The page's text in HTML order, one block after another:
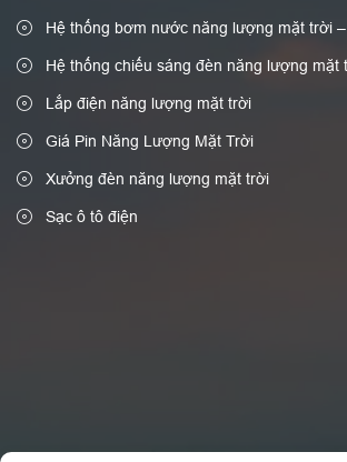
Hệ thống bơm nước năng lượng mặt trời
Hệ thống chiếu sáng đèn năng lượng mặt
Lắp điện năng lượng mặt trời
Giá Pin Năng Lượng Mặt Trời
Xưởng đèn năng lượng mặt trời
Sạc ô tô điện